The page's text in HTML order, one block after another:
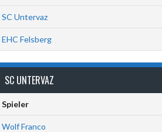
SC Untervaz
EHC Felsberg
SC UNTERVAZ
Spieler
Wolf Franco